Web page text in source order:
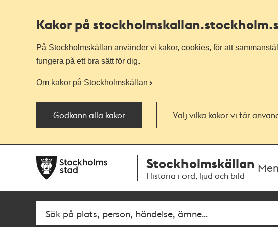
Kakor på stockholmskallan
På Stockholmskällan använder vi kakor, cookies, för att
fungera på ett bra sätt för dig.
Om kakor på Stockholmskällan
Godkänn alla kakor Välj vilka kakor vi får
navigationen
huvudinnehållet
Stockholmskällan
Historia i ord, ljud och bild
Fritextsök